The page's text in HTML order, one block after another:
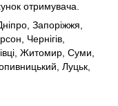
отримувача.
Запоріжжя,
Чернігів,
Житомир, Суми,
Луцьк,